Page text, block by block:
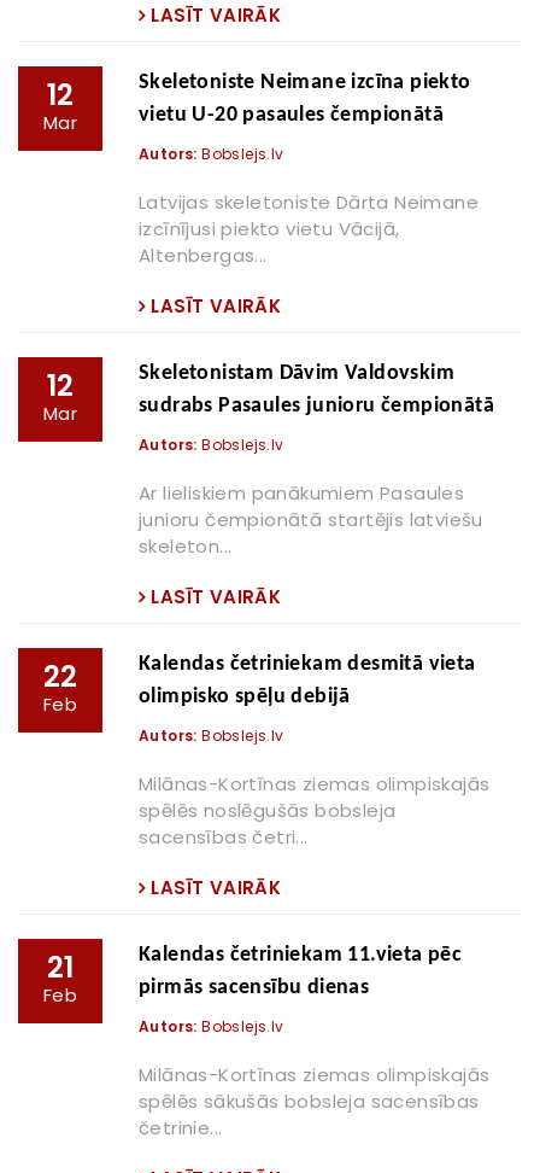
LASĪT VAIRĀK
12
Mar
Skeletoniste Neimane izcīna piekto
vietu U-20 pasaules čempionātā
Autors: Bobslejs.lv
Latvijas skeletoniste Dārta Neimane
izcīnījusi piekto vietu Vācijā,
Altenbergas...
LASĪT VAIRĀK
12
Mar
Skeletonistam Dāvim Valdovskim
sudrabs Pasaules junioru čempionātā
Autors: Bobslejs.lv
Ar lieliskiem panākumiem Pasaules
junioru čempionātā startējis latviešu
skeleton...
LASĪT VAIRĀK
22
Feb
Kalendas četriniekam desmitā vieta
olimpisko spēļu debijā
Autors: Bobslejs.lv
Milānas-Kortīnas ziemas olimpiskajās
spēlēs noslēgušās bobsleja
sacensības četri...
LASĪT VAIRĀK
21
Feb
Kalendas četriniekam 11.vieta pēc
pirmās sacensību dienas
Autors: Bobslejs.lv
Milānas-Kortīnas ziemas olimpiskajās
spēlēs sākušās bobsleja sacensības
četrinie...